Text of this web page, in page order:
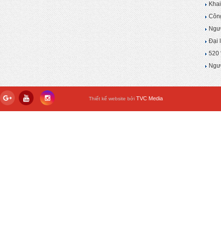
Đại
520
Thiết kế website bởi TVC Media